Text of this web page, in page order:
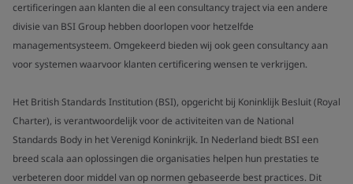
certificeringen aan klanten die al een consultancy traject via een andere
divisie van BSI Group hebben doorlopen voor hetzelfde
managementsysteem. Omgekeerd bieden wij ook geen consultancy aan
voor systemen waarvoor klanten certificering wensen te verkrijgen.
Het British Standards Institution (BSI), opgericht bij Koninklijk Besluit (Royal
Charter), is verantwoordelijk voor de activiteiten van de National
Standards Body in het Verenigd Koninkrijk. In Nederland biedt BSI een
breed scala aan oplossingen die organisaties helpen hun prestaties te
verbeteren door middel van op normen gebaseerde best practices. Dit